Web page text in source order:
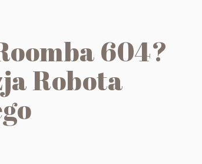
604?
Robota